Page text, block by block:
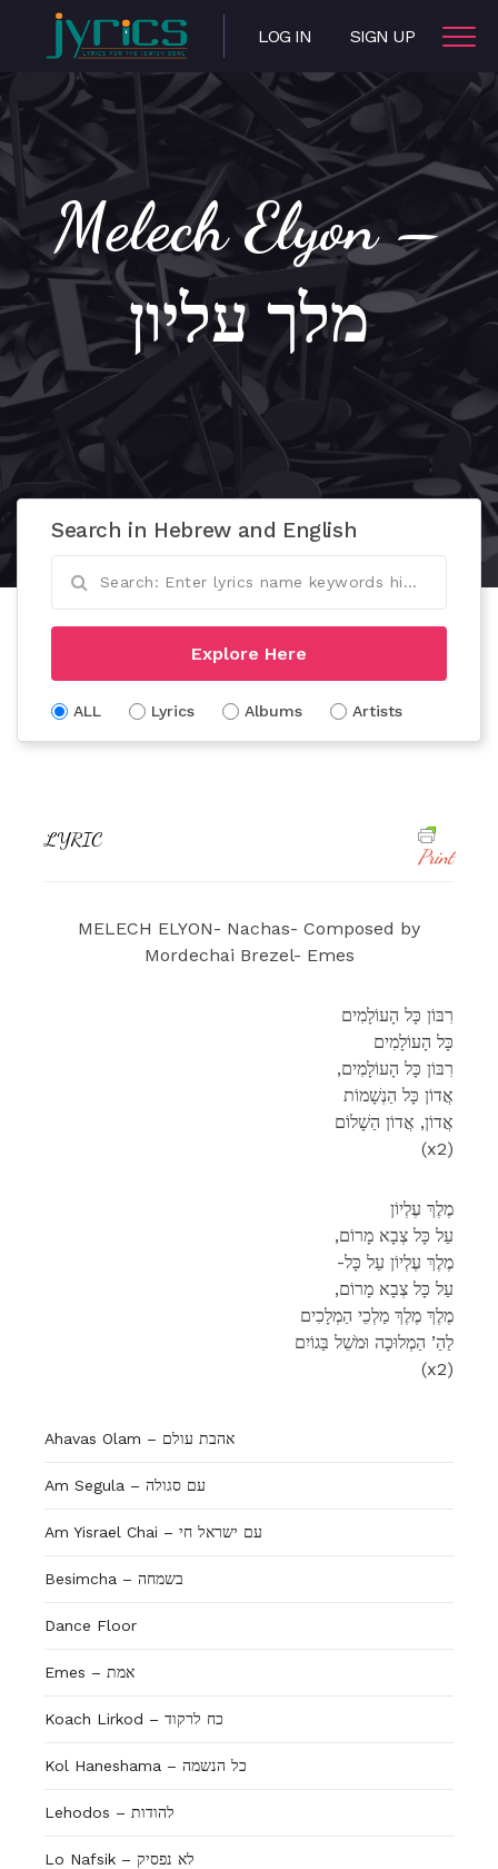
LOG IN SIGN UP
Melech Elyon –
מלך עליון
Search in Hebrew and English
Explore Here
ALL Lyrics Albums Artists
LYRIC
Print
MELECH ELYON- Nachas- Composed by
Mordechai Brezel- Emes
רִבּוֹן כָּל הָעוֹלָמִים
כָּל הָעוֹלָמִים
,רִבּוֹן כָּל הָעוֹלָמִים
אֲדוֹן כָּל הַנְשָׁמוֹת
אֲדוֹן, אֲדוֹן הַשָׁלוֹם
(x2)
מֶלֶךְ עֶלְיוֹן
,עַל כָּל צְבָא מָרוֹם
-מֶלֶךְ עֶלְיוֹן עַל כָּל
,עַל כָּל צְבָא מָרוֹם
מֶלֶךְ מֶלֶךְ מַלְכֵי הַמְלָכִים
לַהַ’ הַמְלוּכָה וּמֹשֵׁל בַּגוֹיִם
(x2)
Ahavas Olam – אהבת עולם
Am Segula – עם סגולה
Am Yisrael Chai – עם ישראל חי
Besimcha – בשמחה
Dance Floor
Emes – אמת
Koach Lirkod – כח לרקוד
Kol Haneshama – כל הנשמה
Lehodos – להודות
Lo Nafsik – לא נפסיק